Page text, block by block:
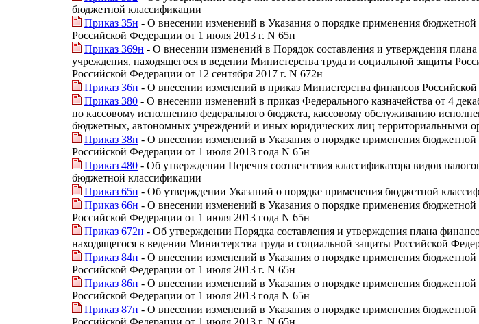
бюджетной классификации
Приказ 35н - О внесении изменений в Указания о порядке применения
Российской Федерации от 1 июля 2013 г. N 65н
Приказ 369н - О внесении изменений в Порядок составления и утверждения
учреждения, находящегося в ведении Министерства труда и социальной защиты
Российской Федерации от 12 сентября 2017 г. N 672н
Приказ 36н - О внесении изменений в приказ Министерства финансов
Приказ 380 - О внесении изменений в приказ Федерального казначейства от 4
по кассовому исполнению федерального бюджета, кассовому обслуживанию
бюджетных, автономных учреждений и иных юридических лиц территориальными
Приказ 38н - О внесении изменений в Указания о порядке применения
Российской Федерации от 1 июля 2013 года N 65н
Приказ 480 - Об утверждении Перечня соответствия классификатора видов
бюджетной классификации
Приказ 65н - Об утверждении Указаний о порядке применения бюджетной
Приказ 66н - О внесении изменений в Указания о порядке применения
Российской Федерации от 1 июля 2013 года N 65н
Приказ 672н - Об утверждении Порядка составления и утверждения плана
находящегося в ведении Министерства труда и социальной защиты Российской
Приказ 84н - О внесении изменений в Указания о порядке применения
Российской Федерации от 1 июля 2013 г. N 65н
Приказ 86н - О внесении изменений в Указания о порядке применения
Российской Федерации от 1 июля 2013 года N 65н
Приказ 87н - О внесении изменений в Указания о порядке применения
Российской Федерации от 1 июля 2013 г. N 65н